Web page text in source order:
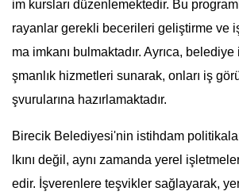
im kursları düzenlemektedir. Bu
rayanlar gerekli becerileri geliştirme ve
ma imkanı bulmaktadır. Ayrıca,
şmanlık hizmetleri sunarak, onları iş
şvurularına hazırlamaktadır.
Birecik Belediyesi'nin istihdam
lkını değil, aynı zamanda yerel
edir. İşverenlere teşvikler sağlayarak,